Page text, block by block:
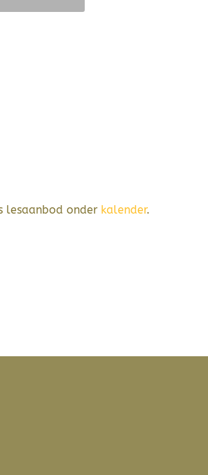
lesaanbod onder kalender.